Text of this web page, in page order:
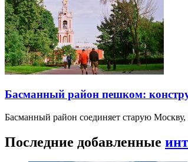
Басманный район пешком:
Басманный район соединяет старую
Последние добавленные